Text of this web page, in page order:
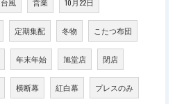
定期集配 冬物 こたつ布団
年末年始 旭堂店 閉店
横断幕 紅白幕 プレスのみ